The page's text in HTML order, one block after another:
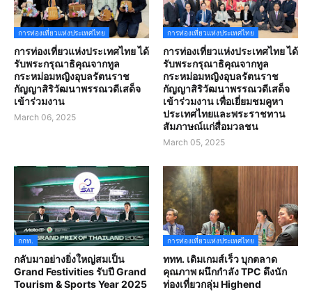
การท่องเที่ยวแห่งประเทศไทย
การท่องเที่ยวแห่งประเทศไทย ได้
รับพระกรุณาธิคุณจากทูล
กระหม่อมหญิงอุบลรัตนราช
กัญญาสิริวัฒนาพรรณวดีเสด็จ
เข้าร่วมงาน
March 06, 2025
การท่องเที่ยวแห่งประเทศไทย
การท่องเที่ยวแห่งประเทศไทย ได้
รับพระกรุณาธิคุณจากทูล
กระหม่อมหญิงอุบลรัตนราช
กัญญาสิริวัฒนาพรรณวดีเสด็จ
เข้าร่วมงาน เพื่อเยี่ยมชมคูหา
ประเทศไทยและพระราชทาน
สัมภาษณ์แก่สื่อมวลชน
March 05, 2025
กกท.
กลับมาอย่างยิ่งใหญ่สมเป็น
Grand Festivities รับปี Grand
Tourism & Sports Year 2025
การท่องเที่ยวแห่งประเทศไทย
ททท. เดิมเกมส์เร็ว บุกตลาด
คุณภาพ ผนึกกำลัง TPC ดึงนัก
ท่องเที่ยวกลุ่ม Highend